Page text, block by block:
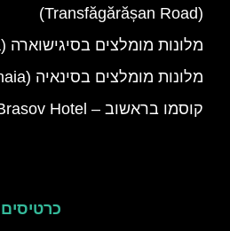
(Transfăgărășan Road)
מלונות מומלצים בסיגישוארה (Sighișoara) רומניה
מלונות מומלצים בסינאיה (Sinaia) רומניה
קוסמו בראשוב – Qosmo Brasov Hotel
כרטיסים